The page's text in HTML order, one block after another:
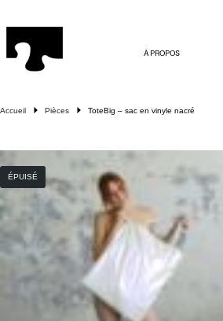
À PROPOS
Accueil Pièces ToteBig – sac en vinyle nacré
ÉPUISÉ